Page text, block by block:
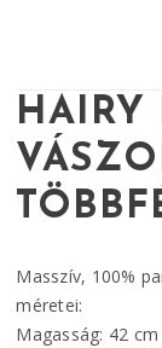
HAIRY
Masszív, 100%
méretei:
Magasság: 42 cm